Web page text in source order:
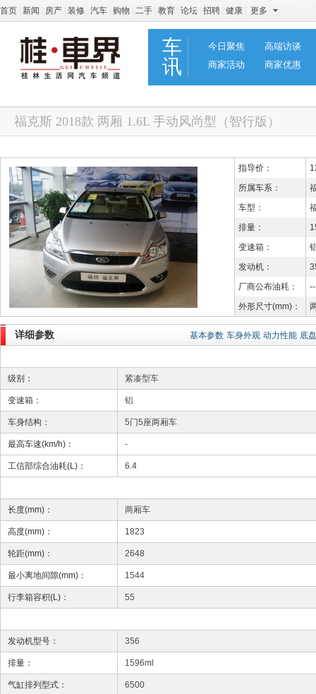
首页 新闻 房产 装修 汽车 购物 二手 教育 论坛 招聘 健康 更多
车
讯
今日聚焦
高端访谈
商家活动
商家优惠
福克斯 2018款 两厢 1.6L 手动风尚型（智行版）
指导价：
所属车系：
车型：
排量：
变速箱：
发动机：
厂商公布油耗：
--
外形尺寸(mm)：
基本参数 车身外观 动力性能 底
详细参数
级别： 紧凑型车
变速箱： 铝
车身结构： 5门5座两厢车
最高车速(km/h)： -
工信部综合油耗(L)： 6.4
长度(mm)： 两厢车
高度(mm)： 1823
轮距(mm)： 2648
最小离地间隙(mm)： 1544
行李箱容积(L)： 55
发动机型号： 356
排量： 1596ml
气缸排列型式： 6500